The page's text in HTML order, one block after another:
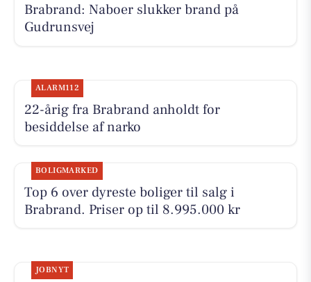
Brabrand: Naboer slukker brand på
Gudrunsvej
ALARM112
22-årig fra Brabrand anholdt for
besiddelse af narko
BOLIGMARKED
Top 6 over dyreste boliger til salg i
Brabrand. Priser op til 8.995.000 kr
JOBNYT